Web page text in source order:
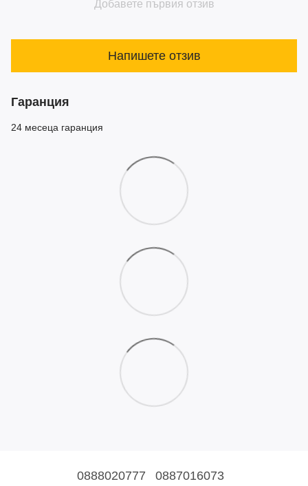
Добавете първия отзив
Напишете отзив
Гаранция
24 месеца гаранция
0888020777 0887016073